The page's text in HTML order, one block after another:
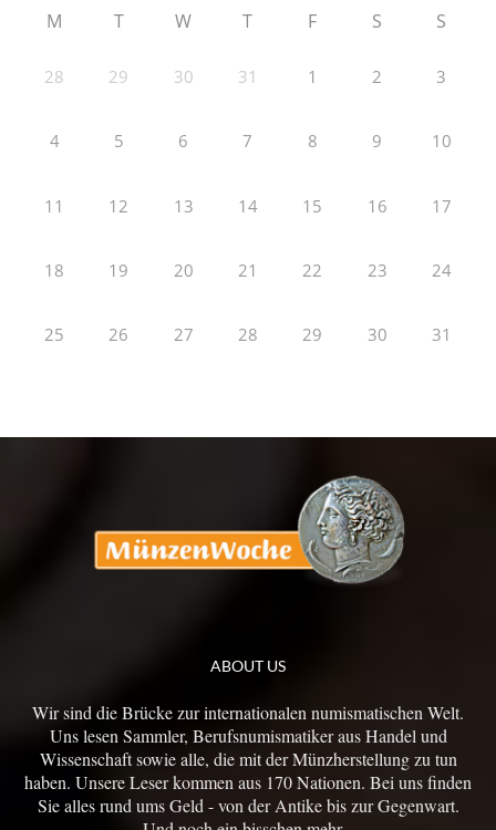
M T W T F S S
28 29 30 31 1 2 3
4 5 6 7 8 9 10
11 12 13 14 15 16 17
18 19 20 21 22 23 24
25 26 27 28 29 30 31
ABOUT US
Wir sind die Brücke zur internationalen numismatischen Welt.
Uns lesen Sammler, Berufsnumismatiker aus Handel und
Wissenschaft sowie alle, die mit der Münzherstellung zu tun
haben. Unsere Leser kommen aus 170 Nationen. Bei uns finden
Sie alles rund ums Geld - von der Antike bis zur Gegenwart.